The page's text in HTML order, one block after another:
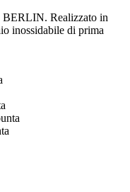
BERLIN. Realizzato in
inossidabile di prima